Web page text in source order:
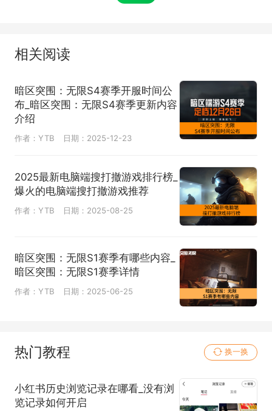
相关阅读
暗区突围：无限S4赛季开服时间公
布_暗区突围：无限S4赛季更新内容
介绍
作者：YTB 日期：2025-12-23
2025最新电脑端搜打撤游戏排行榜_
爆火的电脑端搜打撤游戏推荐
作者：YTB 日期：2025-08-25
暗区突围：无限S1赛季有哪些内容_
暗区突围：无限S1赛季详情
作者：YTB 日期：2025-06-25
热门教程 换一换
小红书历史浏览记录在哪看_没有浏
览记录如何开启